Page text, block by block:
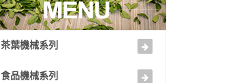
茶葉機械系列
食品機械系列